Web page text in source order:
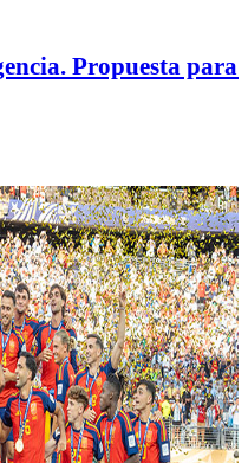
Propuesta para